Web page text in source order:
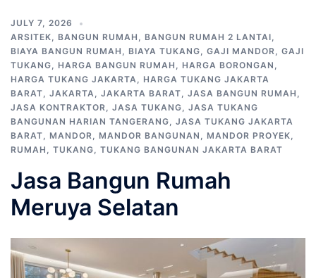
JULY 7, 2026
ARSITEK, BANGUN RUMAH , BANGUN RUMAH 2 LANTAI,
BIAYA BANGUN RUMAH , BIAYA TUKANG, GAJI MANDOR, GAJI
TUKANG, HARGA BANGUN RUMAH , HARGA BORONGAN ,
HARGA TUKANG JAKARTA, HARGA TUKANG JAKARTA
BARAT, JAKARTA, JAKARTA BARAT, JASA BANGUN RUMAH ,
JASA KONTRAKTOR, JASA TUKANG, JASA TUKANG
BANGUNAN HARIAN TANGERANG, JASA TUKANG JAKARTA
BARAT, MANDOR, MANDOR BANGUNAN , MANDOR PROYEK,
RUMAH , TUKANG, TUKANG BANGUNAN JAKARTA BARAT
Jasa Bangun Rumah
Meruya Selatan